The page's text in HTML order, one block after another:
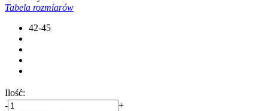
Tabela rozmiarów
42-45
Ilość:
-
+